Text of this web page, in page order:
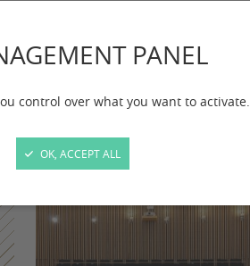
PANEL
control over what you want to activate.
OK, ACCEPT ALL